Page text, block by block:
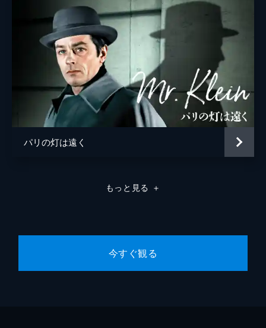
パリの灯は遠く
もっと見る ＋
今すぐ観る